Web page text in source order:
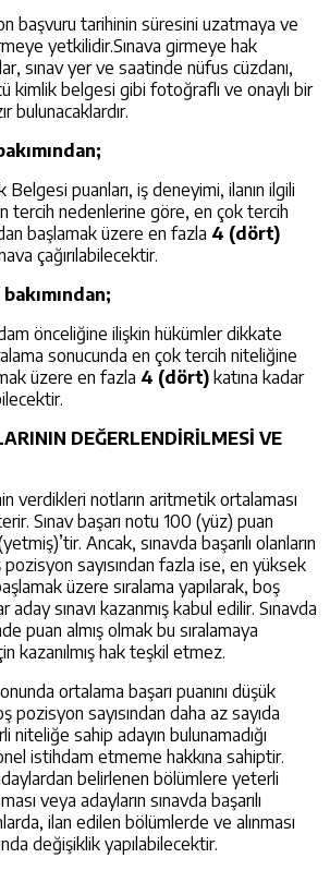
başvuru tarihinin süresini uzatmaya ve
yetkilidir.Sınava girmeye hak
sınav yer ve saatinde nüfus cüzdanı,
kimlik belgesi gibi fotoğraflı ve onaylı bir
bulunacaklardır.
puanları, iş deneyimi, ilanın ilgili
tercih nedenlerine göre, en çok tercih
başlamak üzere en fazla 4 (dört)
çağırılabilecektir.
önceliğine ilişkin hükümler dikkate
sonucunda en çok tercih niteliğine
üzere en fazla 4 (dört) katına kadar
DEĞERLENDİRİLMESİ VE
verdikleri notların aritmetik ortalaması
Sınav başarı notu 100 (yüz) puan
Ancak, sınavda başarılı olanların
pozisyon sayısından fazla ise, en yüksek
üzere sıralama yapılarak, boş
aday sınavı kazanmış kabul edilir. Sınavda
puan almış olmak bu sıralamaya
kazanılmış hak teşkil etmez.
ortalama başarı puanını düşük
pozisyon sayısından daha az sayıda
sahip adayın bulunamadığı
istihdam etmeme hakkına sahiptir.
belirlenen bölümlere yeterli
veya adayların sınavda başarılı
ilan edilen bölümlerde ve alınması
değişiklik yapılabilecektir.